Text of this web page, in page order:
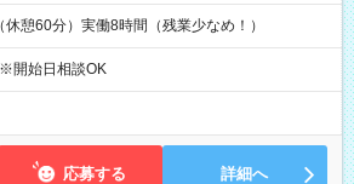
憩60分）実働8時間（残業少なめ！）
始日相談OK
応募する 詳細へ